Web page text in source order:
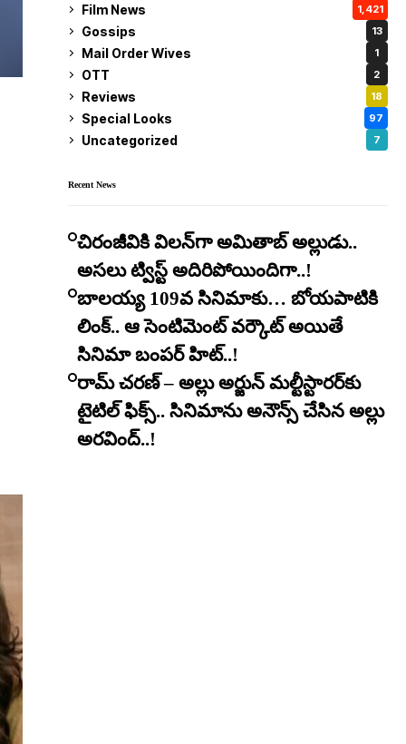
Film News 1,421
Gossips 13
Mail Order Wives 1
OTT 2
Reviews 18
Special Looks 97
Uncategorized 7
Recent News
చిరంజీవికి విలన్‌గా అమితాబ్ అల్లుడు..
అసలు ట్విస్ట్ అదిరిపోయిందిగా..!
బాలయ్య 109వ సినిమాకు… బోయపాటికి
లింక్.. ఆ సెంటిమెంట్ వర్కౌట్ అయితే
సినిమా బంపర్ హిట్..!
రామ్ చరణ్ – అల్లు అర్జున్ మల్టీస్టారర్​కు
టైటిల్ ఫిక్స్.. సినిమాను అనౌన్స్ చేసిన అల్లు
అరవింద్..!